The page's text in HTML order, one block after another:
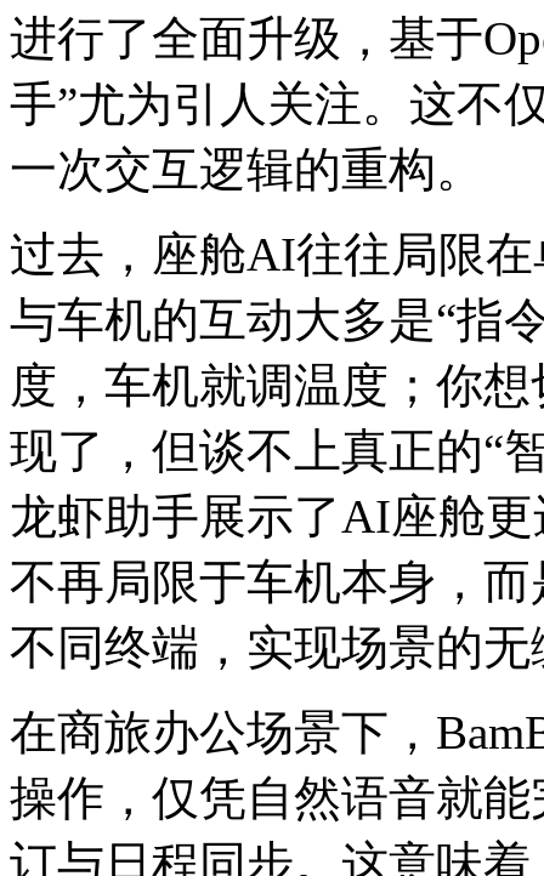
进行了全面升级，基于
手”尤为引人关注。这不
一次交互逻辑的重构。
过去，座舱AI往往局限
与车机的互动大多是“指
度，车机就调温度；你
现了，但谈不上真正的“
龙虾助手展示了AI座舱
不再局限于车机本身，
不同终端，实现场景的
在商旅办公场景下，
操作，仅凭自然语音就
订与日程同步。这意味